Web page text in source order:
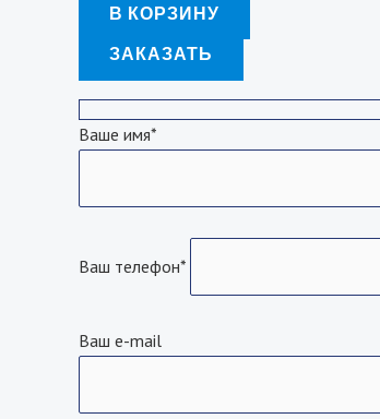
EMESВ КОРЗИНУ
ЗАКАЗАТЬ
Ваше имя*
Ваш телефон*
Ваш e-mail